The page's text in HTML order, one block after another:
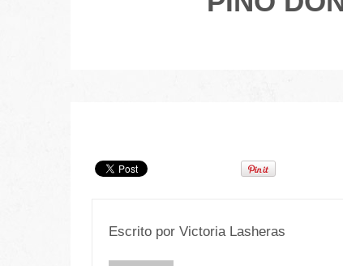
Escrito por Victoria Lasheras